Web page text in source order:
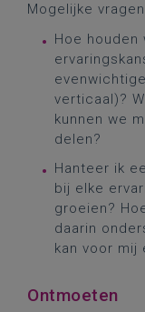
Mogelijke
Hoe
verticaal)?
kunnen we
delen?
Hanteer ik
bij elke
groeien?
daarin
kan voor mij
Ontmoeten